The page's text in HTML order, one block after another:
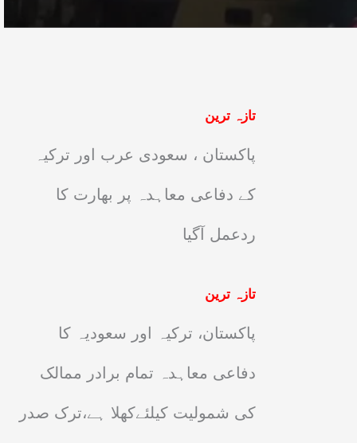
تازہ ترین
پاکستان ، سعودی عرب اور ترکیہ
کے دفاعی معاہدہ پر بھارت کا
ردعمل آگیا
تازہ ترین
پاکستان، ترکیہ اور سعودیہ کا
دفاعی معاہدہ تمام برادر ممالک
کی شمولیت کیلئےکھلا ہے،ترک صدر